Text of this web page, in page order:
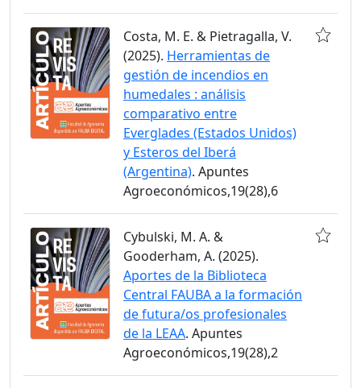
Costa, M. E. & Pietragalla, V.
(2025). Herramientas de
gestión de incendios en
humedales : análisis
comparativo entre
Everglades (Estados Unidos)
y Esteros del Iberá
(Argentina). Apuntes
Agroeconómicos,19(28),6
Cybulski, M. A. &
Gooderham, A. (2025).
Aportes de la Biblioteca
Central FAUBA a la formación
de futura/os profesionales
de la LEAA. Apuntes
Agroeconómicos,19(28),2